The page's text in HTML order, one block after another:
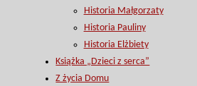
Historia Małgorzaty
Historia Pauliny
Historia Elżbiety
Książka „Dzieci z serca”
Z życia Domu